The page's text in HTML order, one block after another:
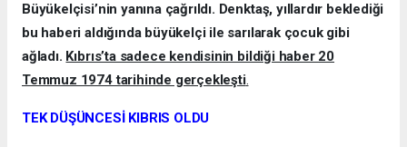
Büyükelçisi’nin yanına çağrıldı. Denktaş, yıllardır beklediği
bu haberi aldığında büyükelçi ile sarılarak çocuk gibi
ağladı. Kıbrıs’ta sadece kendisinin bildiği haber 20
Temmuz 1974 tarihinde gerçekleşti.
TEK DÜŞÜNCESİ KIBRIS OLDU